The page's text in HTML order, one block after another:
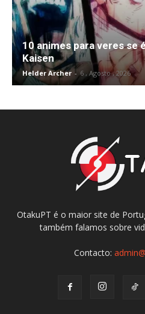
10 animes para veres se
Kaisen
Helder Archer - 6 , Agosto , 2026
OtakuPT é o maior site de
também falamos sobre
Contacto: